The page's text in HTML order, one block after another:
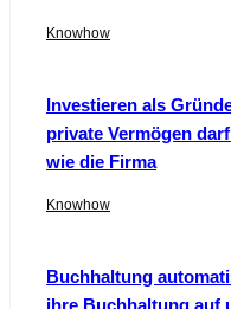
Knowhow
Investieren als
private Vermögen
wie die Firma
Knowhow
Buchhaltung